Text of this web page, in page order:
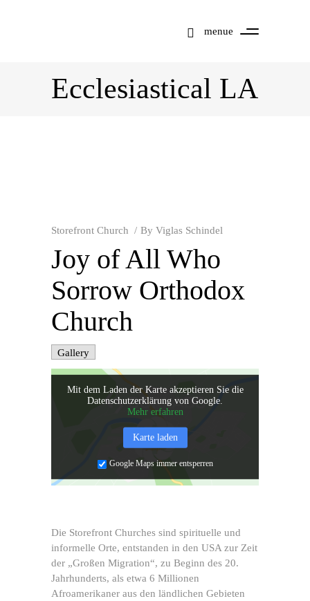
menue
Ecclesiastical LA
Storefront Church By Viglas Schindel
Joy of All Who
Sorrow Orthodox
Church
Gallery
Mit dem Laden der Karte akzeptieren Sie die
Datenschutzerklärung von Google.
Mehr erfahren
Karte laden
Google Maps immer entsperren
Die Storefront Churches sind spirituelle und
informelle Orte, entstanden in den USA zur Zeit
der „Großen Migration“, zu Beginn des 20.
Jahrhunderts, als etwa 6 Millionen
Afroamerikaner aus den ländlichen Gebieten